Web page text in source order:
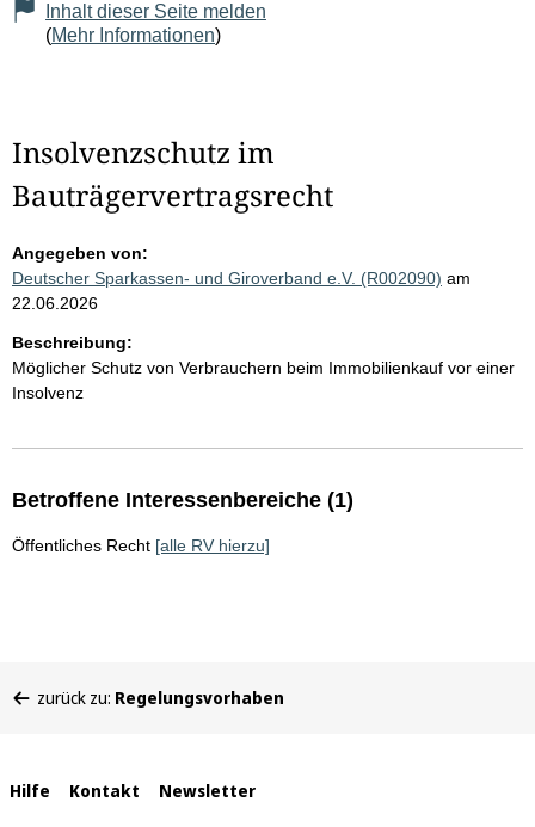
Inhalt dieser Seite melden
(Mehr Informationen)
Insolvenzschutz im
Bauträgervertragsrecht
Angegeben von:
Deutscher Sparkassen- und Giroverband e.V. (R002090) am
22.06.2026
Beschreibung:
Möglicher Schutz von Verbrauchern beim Immobilienkauf vor einer
Insolvenz
Betroffene Interessenbereiche (1)
Öffentliches Recht [alle RV hierzu]
befinden
zurück zu: Regelungsvorhaben
Interne
Hilfe Kontakt Newsletter